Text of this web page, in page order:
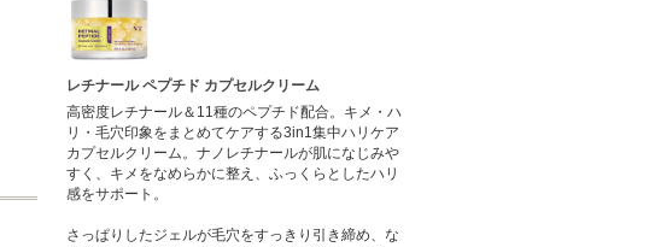
レチナール ペプチド カプセルクリーム
高密度レチナール＆11種のペプチド配合。キメ・ハ
リ・毛穴印象をまとめてケアする3in1集中ハリケア
カプセルクリーム。ナノレチナールが肌になじみや
すく、キメをなめらかに整え、ふっくらとしたハリ
感をサポート。
さっぱりしたジェルが毛穴をすっきり引き締め、な